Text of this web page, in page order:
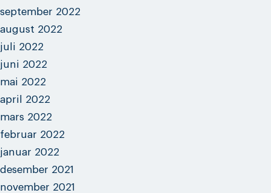
september 2022
august 2022
juli 2022
juni 2022
mai 2022
april 2022
mars 2022
februar 2022
januar 2022
desember 2021
november 2021